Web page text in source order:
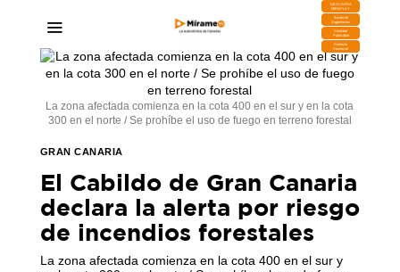
DESCARGA
MIRAPLAY
Buzón de
Sugerencias
Contratar
Publicidad
Contacto
Comercial
La zona afectada comienza en la cota 400 en el sur y en la cota
300 en el norte / Se prohíbe el uso de fuego en terreno forestal
GRAN CANARIA
El Cabildo de Gran Canaria
declara la alerta por riesgo
de incendios forestales
La zona afectada comienza en la cota 400 en el sur y